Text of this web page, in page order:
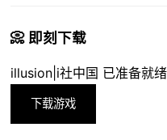
📀 即刻下载
illusion|i社中国 已准备就绪
下载游戏